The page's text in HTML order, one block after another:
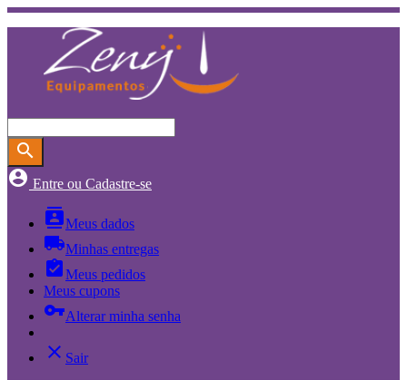
search
account_circle Entre ou Cadastre-se
contactsMeus dados
local_shippingMinhas entregas
assignment_turned_inMeus pedidos
Meus cupons
vpn_keyAlterar minha senha
close Sair